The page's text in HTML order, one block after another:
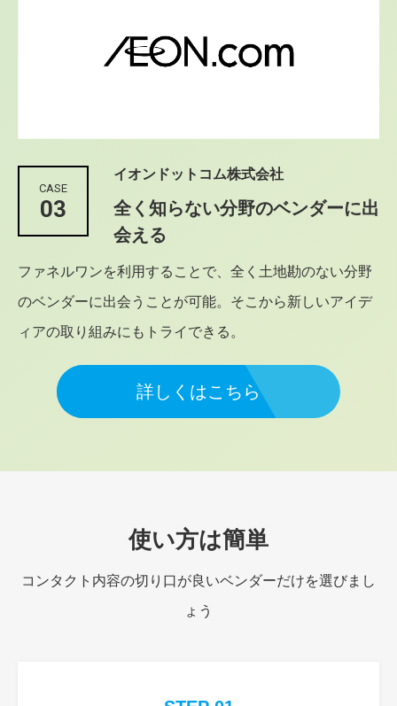
CASE
03
イオンドットコム株式会社
全く知らない分野のベンダーに出
会える
ファネルワンを利用することで、全く土地勘のない分野
のベンダーに出会うことが可能。そこから新しいアイデ
ィアの取り組みにもトライできる。
詳しくはこちら
使い方は簡単
コンタクト内容の切り口が良いベンダーだけを選びまし
ょう